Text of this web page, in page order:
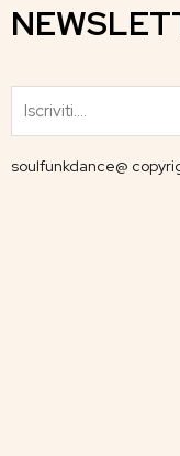
soulfunkdance@